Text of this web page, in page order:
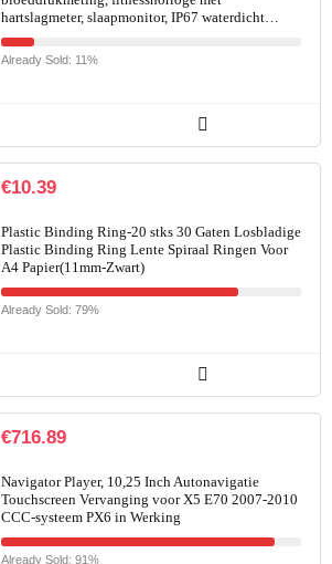
hartslagmeter, slaapmonitor, IP67 waterdicht…
Already Sold: 11%
€10.39
Plastic Binding Ring-20 stks 30 Gaten Losbladige
Plastic Binding Ring Lente Spiraal Ringen Voor
A4 Papier(11mm-Zwart)
Already Sold: 79%
€716.89
Navigator Player, 10,25 Inch Autonavigatie
Touchscreen Vervanging voor X5 E70 2007-2010
CCC-systeem PX6 in Werking
Already Sold: 91%